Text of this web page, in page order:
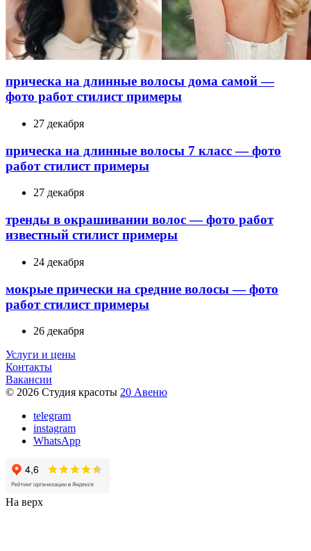
прическа на длинные волосы дома самой —
фото работ стилист примеры
27 декабря
прическа на длинные волосы 7 класс — фото
работ стилист примеры
27 декабря
тренды в окрашивании волос — фото работ
известный стилист примеры
24 декабря
мокрые прически на средние волосы — фото
работ стилист примеры
26 декабря
Услуги и цены
Контакты
Вакансии
© 2026 Студия красоты 20 Авеню
telegram
instagram
WhatsApp
На верх